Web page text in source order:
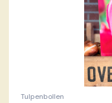
Tulpenbollen